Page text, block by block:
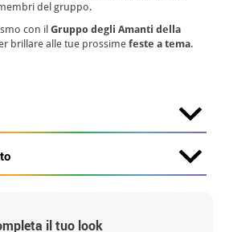
del gruppo.
con ilGruppo degli Amanti della
brillare alle tue prossimefeste a tema.
il tuo look